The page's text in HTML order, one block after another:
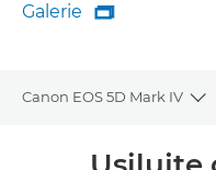
Galerie
Galerie

Canon EOS 5D Mark IV